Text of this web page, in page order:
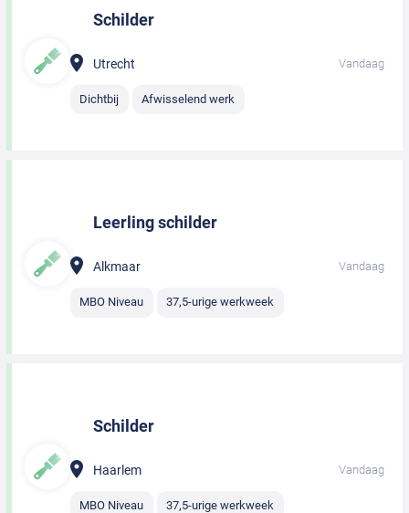
Schilder
Utrecht Vandaag
Dichtbij Afwisselend werk
Leerling schilder
Alkmaar Vandaag
MBO Niveau 37,5-urige werkweek
Schilder
Haarlem Vandaag
MBO Niveau 37,5-urige werkweek